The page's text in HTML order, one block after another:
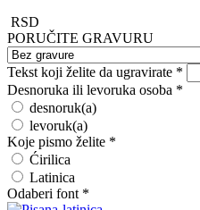
RSD
PORUČITE GRAVURU
Tekst koji želite da ugravirate *
Desnoruka ili levoruka osoba *
desnoruk(a)
levoruk(a)
Koje pismo želite *
Ćirilica
Latinica
Odaberi font *